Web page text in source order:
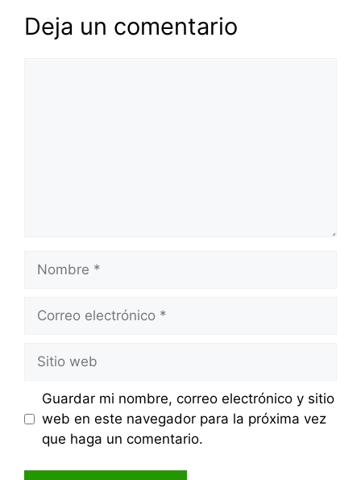
Deja un comentario
Nombre
Correo
Sitio
web
Guardar mi nombre, correo electrónico y sitio
web en este navegador para la próxima vez
que haga un comentario.